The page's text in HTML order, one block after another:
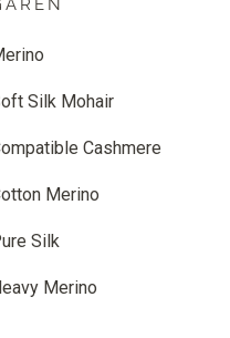
Silk Mohair
Cashmere
Merino
Silk
Merino